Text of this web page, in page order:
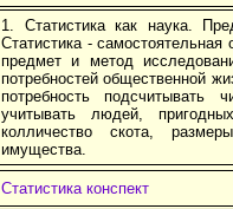
1. Статистика как наука.
Статистика -
предмет и метод
потребностей общественной
потребность подсчитывать
учитывать людей,
колличество скота,
имущества.
Cтатистика конспект